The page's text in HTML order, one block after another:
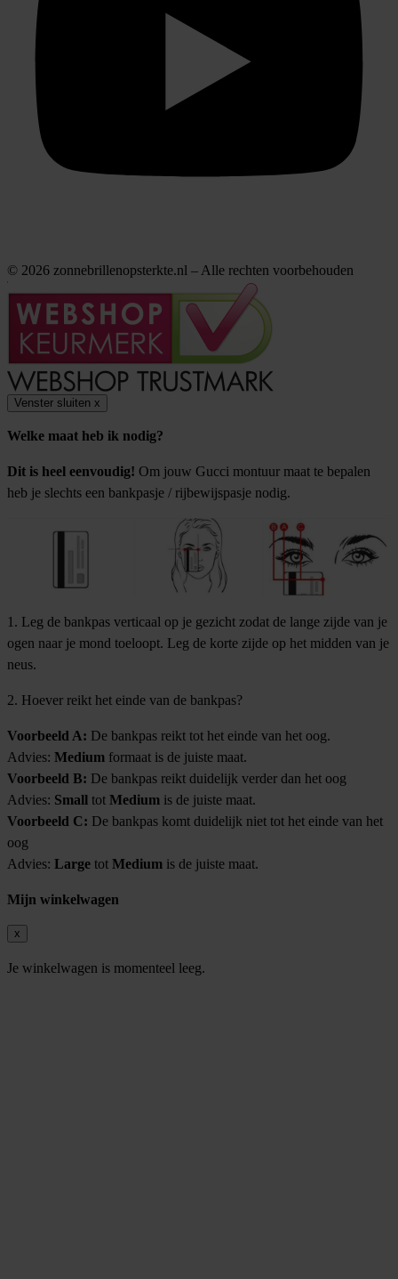
© 2026 zonnebrillenopsterkte.nl – Alle rechten voorbehouden
Venster sluiten x
Welke maat heb ik nodig?
Dit is heel eenvoudig! Om jouw Gucci montuur maat te bepalen
heb je slechts een bankpasje / rijbewijspasje nodig.
1. Leg de bankpas verticaal op je gezicht zodat de lange zijde van je
ogen naar je mond toeloopt. Leg de korte zijde op het midden van je
neus.
2. Hoever reikt het einde van de bankpas?
Voorbeeld A: De bankpas reikt tot het einde van het oog.
Advies: Medium formaat is de juiste maat.
Voorbeeld B: De bankpas reikt duidelijk verder dan het oog
Advies: Small tot Medium is de juiste maat.
Voorbeeld C: De bankpas komt duidelijk niet tot het einde van het
oog
Advies: Large tot Medium is de juiste maat.
Mijn winkelwagen
x
Je winkelwagen is momenteel leeg.